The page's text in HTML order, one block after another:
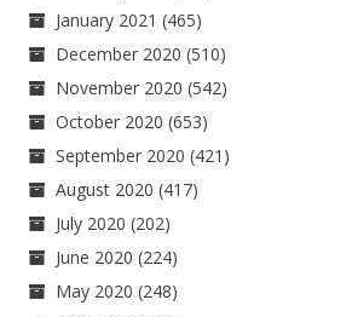
January 2021 (465)
December 2020 (510)
November 2020 (542)
October 2020 (653)
September 2020 (421)
August 2020 (417)
July 2020 (202)
June 2020 (224)
May 2020 (248)